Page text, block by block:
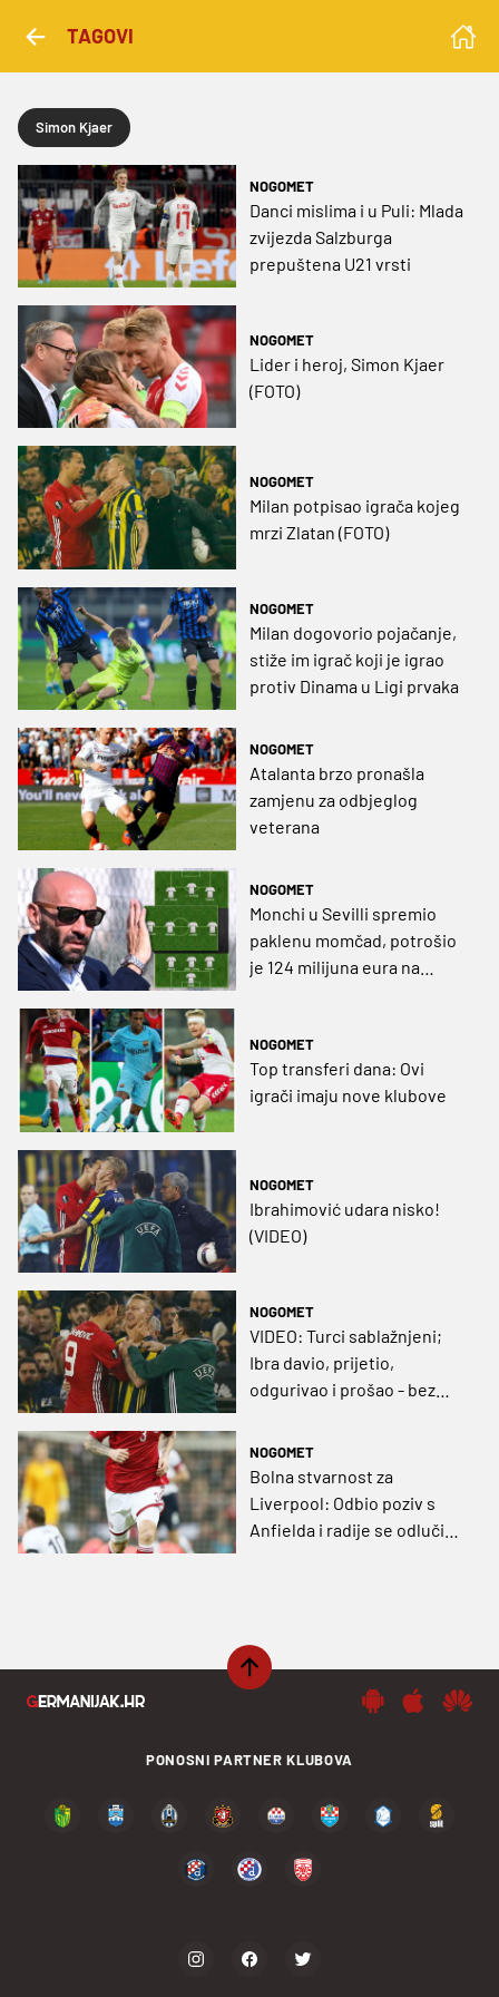
TAGOVI
Simon Kjaer
NOGOMET
Danci mislima i u Puli: Mlada
zvijezda Salzburga
prepuštena U21 vrsti
NOGOMET
Lider i heroj, Simon Kjaer
(FOTO)
NOGOMET
Milan potpisao igrača kojeg
mrzi Zlatan (FOTO)
NOGOMET
Milan dogovorio pojačanje,
stiže im igrač koji je igrao
protiv Dinama u Ligi prvaka
NOGOMET
Atalanta brzo pronašla
zamjenu za odbjeglog
veterana
NOGOMET
Monchi u Sevilli spremio
paklenu momčad, potrošio
je 124 milijuna eura na
NOGOMET
Top transferi dana: Ovi
igrači imaju nove klubove
NOGOMET
Ibrahimović udara nisko!
(VIDEO)
NOGOMET
VIDEO: Turci sablažnjeni;
Ibra davio, prijetio,
odgurivao i prošao - bez
NOGOMET
Bolna stvarnost za
Liverpool: Odbio poziv s
Anfielda i radije se odlučio
PONOSNI PARTNER KLUBOVA